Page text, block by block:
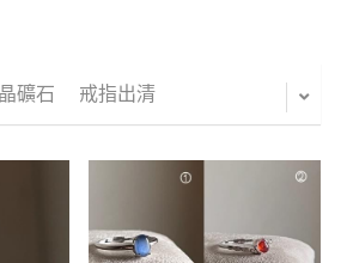
款回覆單）
礦石 戒指出清